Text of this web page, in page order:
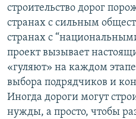
строительство дорог
странах с сильным
странах с
проект вызывает
«гуляют» на каждом
выбора подрядчиков и
Иногда дороги могут
нужды, а просто, чтобы